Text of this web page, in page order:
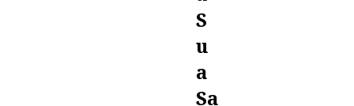
S
U
A
Sa